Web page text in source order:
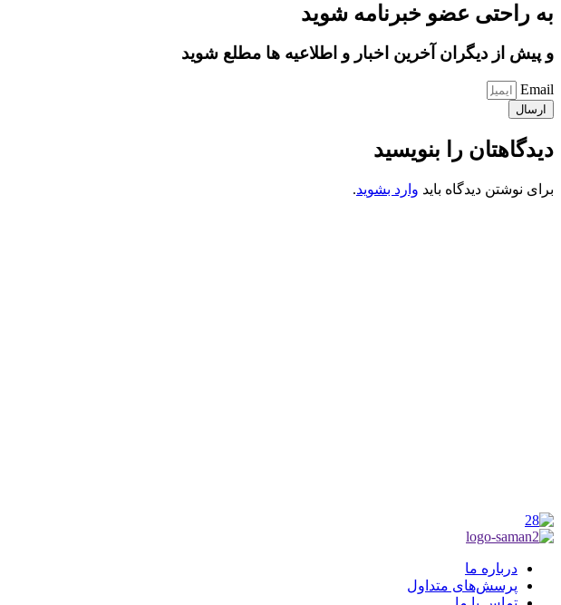
به راحتی عضو خبرنامه شوید
و پیش از دیگران آخرین اخبار و اطلاعیه ها مطلع شوید
Email
ارسال
دیدگاهتان را بنویسید
برای نوشتن دیدگاه باید وارد بشوید.
درباره ما
پرسش‌های متداول